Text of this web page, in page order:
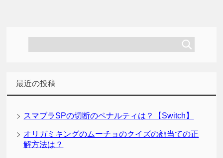
最近の投稿
スマブラSPの切断のペナルティは？【Switch】
オリガミキングのムーチョのクイズの顔当ての正
解方法は？